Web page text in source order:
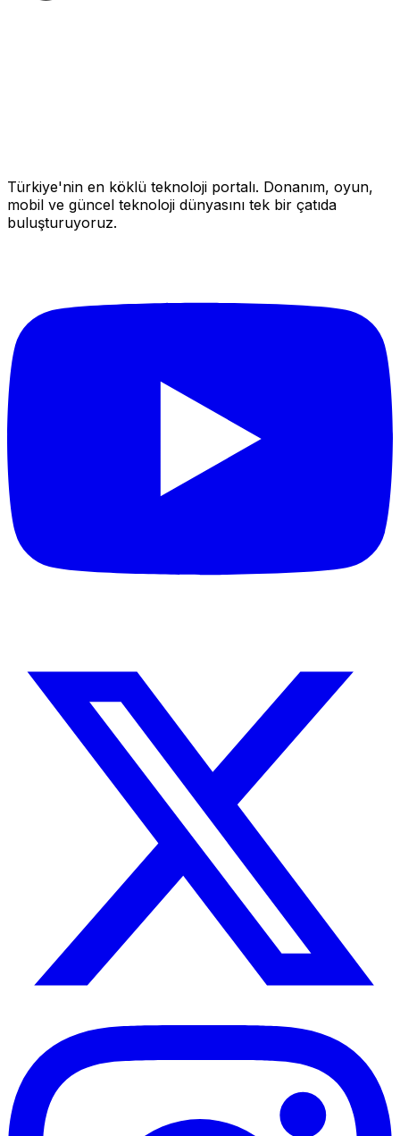
Türkiye'nin en köklü teknoloji portalı. Donanım, oyun,
mobil ve güncel teknoloji dünyasını tek bir çatıda
buluşturuyoruz.